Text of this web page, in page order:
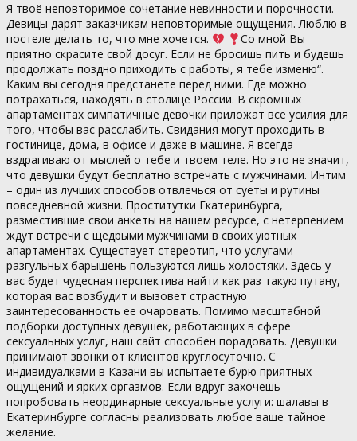
Я твоё неповторимое сочетание невинности и порочности.
Девицы дарят заказчикам неповторимые ощущения. Люблю в
постеле делать то, что мне хочется.
Со мной Вы
приятно скрасите свой досуг. Если не бросишь пить и будешь
продолжать поздно приходить с работы, я тебе изменю“.
Каким вы сегодня предстанете перед ними. Где можно
потрахаться, находять в столице России. В скромных
апартаментах симпатичные девочки приложат все усилия для
того, чтобы вас расслабить. Свидания могут проходить в
гостинице, дома, в офисе и даже в машине. Я всегда
вздрагиваю от мыслей о тебе и твоем теле. Но это не значит,
что девушки будут бесплатно встречать с мужчинами. Интим
– один из лучших способов отвлечься от суеты и рутины
повседневной жизни. Проститутки Екатеринбурга,
разместившие свои анкеты на нашем ресурсе, с нетерпением
ждут встречи с щедрыми мужчинами в своих уютных
апартаментах. Существует стереотип, что услугами
разгульных барышень пользуются лишь холостяки. Здесь у
вас будет чудесная перспектива найти как раз такую путану,
которая вас возбудит и вызовет страстную
заинтересованность ее очаровать. Помимо масштабной
подборки доступных девушек, работающих в сфере
сексуальных услуг, наш сайт способен порадовать. Девушки
принимают звонки от клиентов круглосуточно. С
индивидуалками в Казани вы испытаете бурю приятных
ощущений и ярких оргазмов. Если вдруг захочешь
попробовать неординарные сексуальные услуги: шалавы в
Екатеринбурге согласны реализовать любое ваше тайное
желание.